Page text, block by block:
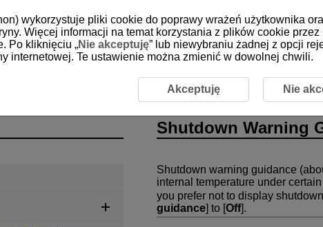
and Recording
Shutdown Warning
Shutdown warning guidance
internal temperature under
you prefer not to display
guidance] to [Off].
wykorzystuje pliki cookie do poprawy wrażeń użytkownika
Więcej informacji na temat korzystania z plików cookie
Po kliknięciu „Nie akceptuję” lub niewybraniu żadnej z opcji
internetowej. Te ustawienie można zmienić w dowolnej chwili.
Akceptuję Nie